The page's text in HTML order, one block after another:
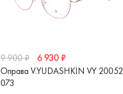
9 900 ₽
6 930 ₽
Оправа V.YUDASHKIN VY 20052
073